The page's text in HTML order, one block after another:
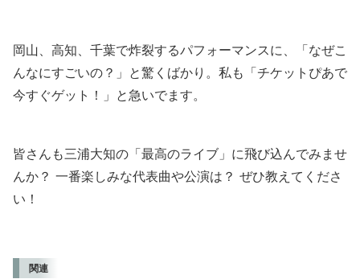
岡山、高知、千葉で炸裂するパフォーマンスに、「なぜこ
んなにすごいの？」と驚くばかり。私も「チケットぴあで
今すぐゲット！」と急いでます。
皆さんも三浦大知の「最高のライブ」に飛び込んでみませ
んか？ 一番楽しみな代表曲や公演は？ ぜひ教えてくださ
い！
関連